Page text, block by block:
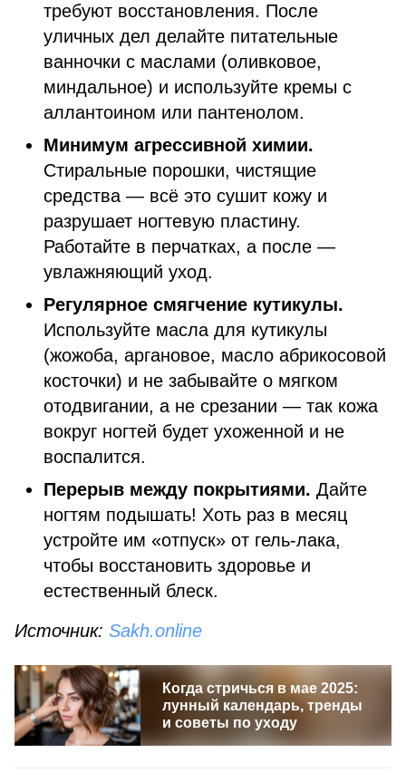
требуют восстановления. После
уличных дел делайте питательные
ванночки с маслами (оливковое,
миндальное) и используйте кремы с
аллантоином или пантенолом.
Минимум агрессивной химии.
Стиральные порошки, чистящие
средства — всё это сушит кожу и
разрушает ногтевую пластину.
Работайте в перчатках, а после —
увлажняющий уход.
Регулярное смягчение кутикулы.
Используйте масла для кутикулы
(жожоба, аргановое, масло абрикосовой
косточки) и не забывайте о мягком
отодвигании, а не срезании — так кожа
вокруг ногтей будет ухоженной и не
воспалится.
Перерыв между покрытиями. Дайте
ногтям подышать! Хоть раз в месяц
устройте им «отпуск» от гель-лака,
чтобы восстановить здоровье и
естественный блеск.
Источник: Sakh.online
Когда стричься в мае 2025:
лунный календарь, тренды
и советы по уходу